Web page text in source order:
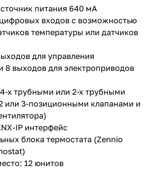
питания 640 мА
входов с возможностью
температуры или датчиков
для управления
8 выходов для электроприводов
х трубными или 2-х трубными
или 3-позиционными клапанами и
IP интерфейс
блока термостата (Zennio
12 юнитов